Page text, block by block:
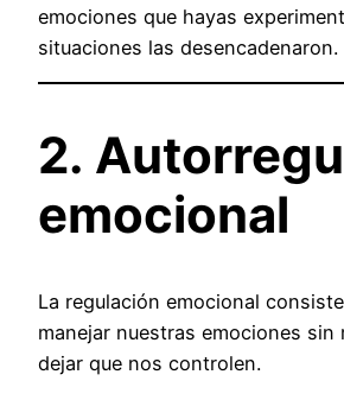
emociones que hayas
situaciones las desencadenaron.
2.
emocional
La regulación emocional
manejar nuestras emociones sin
dejar que nos controlen.